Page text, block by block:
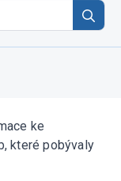
for:
ke
které pobývaly